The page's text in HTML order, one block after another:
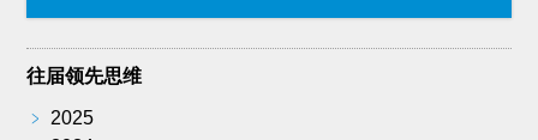
往届领先思维
﹥
2025